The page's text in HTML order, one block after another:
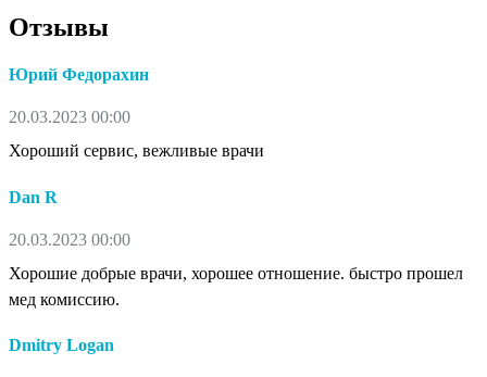
Отзывы
Юрий Федорахин
20.03.2023 00:00
Хороший сервис, вежливые врачи
Dan R
20.03.2023 00:00
Хорошие добрые врачи, хорошее отношение. быстро прошел
мед комиссию.
Dmitry Logan